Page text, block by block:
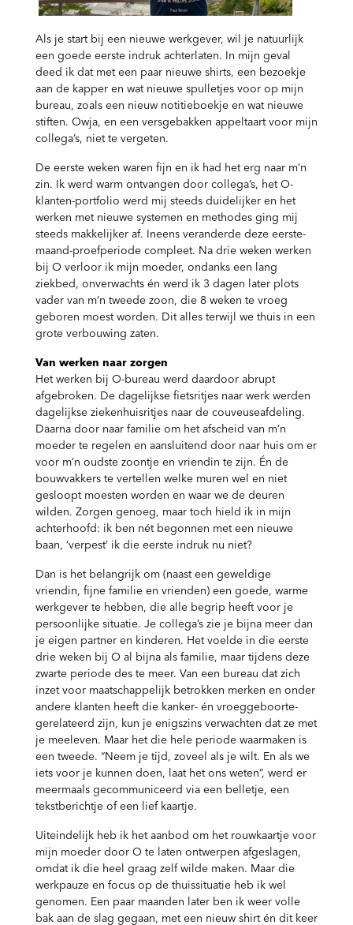
Als je start bij een nieuwe werkgever, wil je natuurlijk
een goede eerste indruk achterlaten. In mijn geval
deed ik dat met een paar nieuwe shirts, een bezoekje
aan de kapper en wat nieuwe spulletjes voor op mijn
bureau, zoals een nieuw notitieboekje en wat nieuwe
stiften. Owja, en een versgebakken appeltaart voor mijn
collega’s, niet te vergeten.
De eerste weken waren fijn en ik had het erg naar m’n
zin. Ik werd warm ontvangen door collega’s, het O-
klanten-portfolio werd mij steeds duidelijker en het
werken met nieuwe systemen en methodes ging mij
steeds makkelijker af. Ineens veranderde deze eerste-
maand-proefperiode compleet. Na drie weken werken
bij O verloor ik mijn moeder, ondanks een lang
ziekbed, onverwachts én werd ik 3 dagen later plots
vader van m’n tweede zoon, die 8 weken te vroeg
geboren moest worden. Dit alles terwijl we thuis in een
grote verbouwing zaten.
Van werken naar zorgen
Het werken bij O-bureau werd daardoor abrupt
afgebroken. De dagelijkse fietsritjes naar werk werden
dagelijkse ziekenhuisritjes naar de couveuseafdeling.
Daarna door naar familie om het afscheid van m’n
moeder te regelen en aansluitend door naar huis om er
voor m’n oudste zoontje en vriendin te zijn. Én de
bouwvakkers te vertellen welke muren wel en niet
gesloopt moesten worden en waar we de deuren
wilden. Zorgen genoeg, maar toch hield ik in mijn
achterhoofd: ik ben nét begonnen met een nieuwe
baan, ‘verpest’ ik die eerste indruk nu niet?
Dan is het belangrijk om (naast een geweldige
vriendin, fijne familie en vrienden) een goede, warme
werkgever te hebben, die alle begrip heeft voor je
persoonlijke situatie. Je collega’s zie je bijna meer dan
je eigen partner en kinderen. Het voelde in die eerste
drie weken bij O al bijna als familie, maar tijdens deze
zwarte periode des te meer. Van een bureau dat zich
inzet voor maatschappelijk betrokken merken en onder
andere klanten heeft die kanker- én vroeggeboorte-
gerelateerd zijn, kun je enigszins verwachten dat ze met
je meeleven. Maar het die hele periode waarmaken is
een tweede. “Neem je tijd, zoveel als je wilt. En als we
iets voor je kunnen doen, laat het ons weten”, werd er
meermaals gecommuniceerd via een belletje, een
tekstberichtje of een lief kaartje.
Uiteindelijk heb ik het aanbod om het rouwkaartje voor
mijn moeder door O te laten ontwerpen afgeslagen,
omdat ik die heel graag zelf wilde maken. Maar die
werkpauze en focus op de thuissituatie heb ik wel
genomen. Een paar maanden later ben ik weer volle
bak aan de slag gegaan, met een nieuw shirt én dit keer